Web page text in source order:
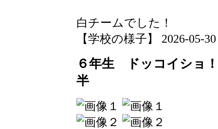
白チームでした！
【学校の様子】 2026-05-
６年生 ドッコイショ
半